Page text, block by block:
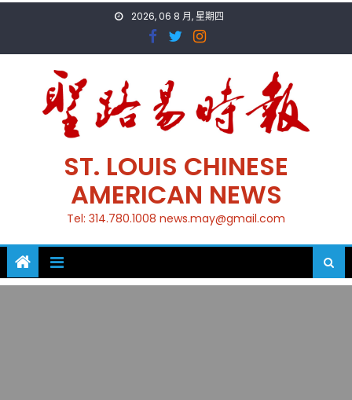
2026, 06 8 月, 星期四
ST. LOUIS CHINESE
AMERICAN NEWS
Tel: 314.780.1008 news.may@gmail.com